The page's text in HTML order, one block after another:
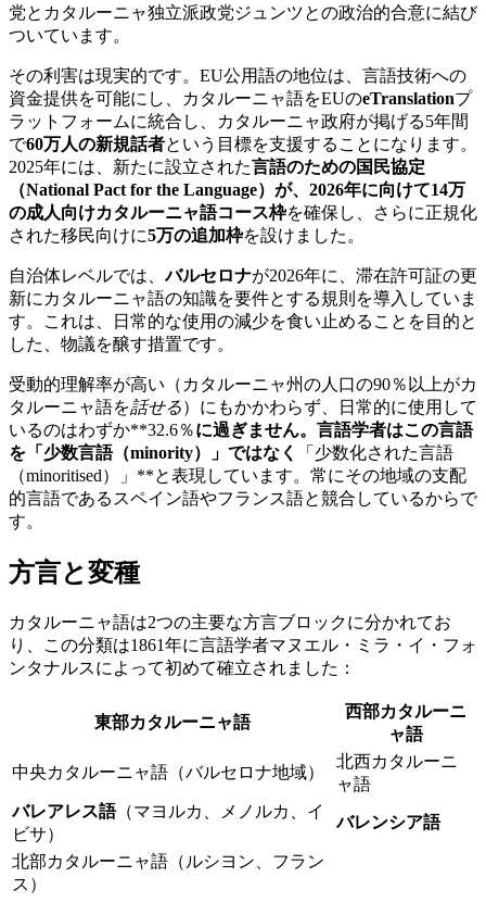
党とカタルーニャ独立派政党ジュンツとの政治的合意に結び
ついています。
その利害は現実的です。EU公用語の地位は、言語技術への
資金提供を可能にし、カタルーニャ語をEUのeTranslationプ
ラットフォームに統合し、カタルーニャ政府が掲げる5年間
で60万人の新規話者という目標を支援することになります。
2025年には、新たに設立された言語のための国民協定
（National Pact for the Language） が、2026年に向けて14万
の成人向けカタルーニャ語コース枠を確保し、さらに正規化
された移民向けに5万の追加枠を設けました。
自治体レベルでは、バルセロナが2026年に、滞在許可証の更
新にカタルーニャ語の知識を要件とする規則を導入していま
す。これは、日常的な使用の減少を食い止めることを目的と
した、物議を醸す措置です。
受動的理解率が高い（カタルーニャ州の人口の90％以上がカ
タルーニャ語を話せる）にもかかわらず、日常的に使用して
いるのはわずか**32.6％に過ぎません。言語学者はこの言語
を「少数言語（minority）」ではなく
「少数化された言語
（minoritised）」**と表現しています。常にその地域の支配
的言語であるスペイン語やフランス語と競合しているからで
す。
方言と変種
カタルーニャ語は2つの主要な方言ブロックに分かれてお
り、この分類は1861年に言語学者マヌエル・ミラ・イ・フォ
ンタナルスによって初めて確立されました：
東部カタルーニャ語
西部カタルーニ
ャ語
中央カタルーニャ語（バルセロナ地域）
北西カタルーニ
ャ語
バレアレス語（マヨルカ、メノルカ、イ
ビサ）
バレンシア語
北部カタルーニャ語（ルシヨン、フラン
ス）